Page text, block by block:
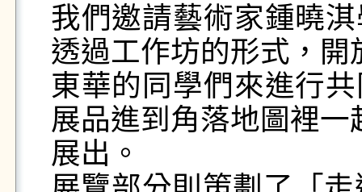
我們邀請藝術家鍾曉
透過工作坊的形式，開
東華的同學們來進行
展品進到角落地圖裡一
展出。